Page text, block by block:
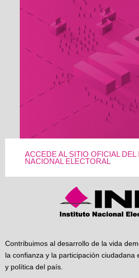
ACCEDE AL SITIO OFICIAL DEL
NACIONAL ELECTORAL
Contribuimos al desarrollo de la vida
la confianza y la participación ciudadana
y política del país.